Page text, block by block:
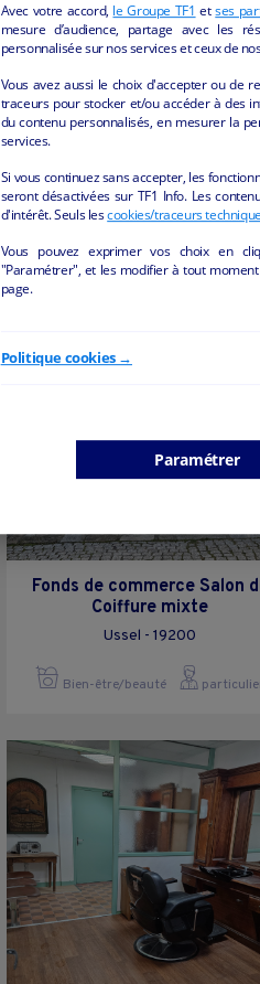
Salon de coiffure
Nersac - 16440
Bien-être/beauté
Fonds de commerce Salon
Coiffure mixte
Ussel - 19200
Bien-être/beauté
Avec votre accord, le Groupe TF1 etses
mesure d’audience, partage avec les
personnalisée sur nos services et ceux de
Vous avez aussi le choix d'accepter ou de
traceurs pour stocker et/ou accéder à des
du contenu personnalisés, en mesurer la
services.
Si vous continuez sans accepter, les
seront désactivées sur TF1 Info. Les
d'intérêt. Seuls lescookies/traceurs
Vous pouvez exprimer vos choix en
"Paramétrer", et les modifier à tout
page.
Politique cookies →
Paramétrer